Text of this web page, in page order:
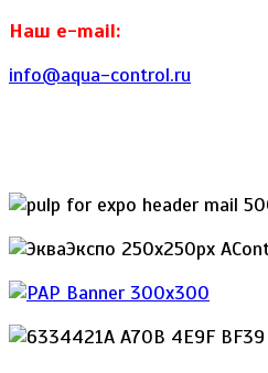
Наш e-mail:
info@aqua-control.ru